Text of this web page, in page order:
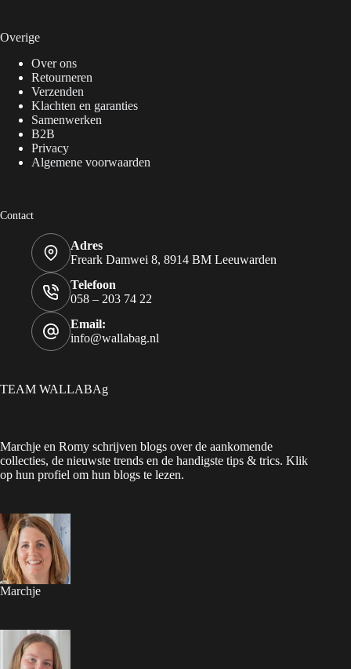
Overige
Over ons
Retourneren
Verzenden
Klachten en garanties
Samenwerken
B2B
Privacy
Algemene voorwaarden
Contact
Adres
Freark Damwei 8, 8914 BM Leeuwarden
Telefoon
058 – 203 74 22
Email:
info@wallabag.nl
TEAM WALLABAg
Marchje en Romy schrijven blogs over de aankomende
collecties, de nieuwste trends en de handigste tips & trics. Klik
op hun profiel om hun blogs te lezen.
Marchje